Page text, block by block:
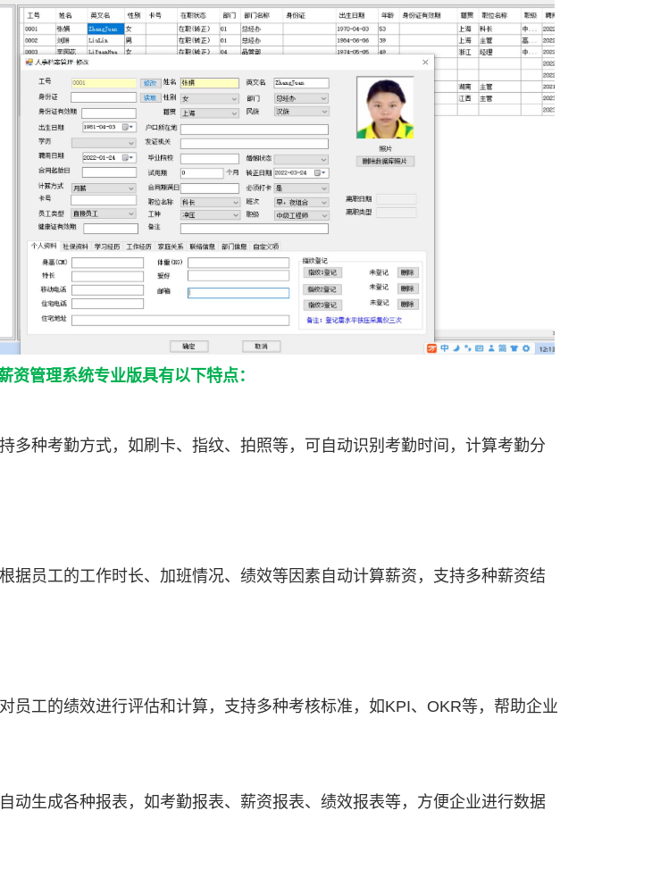
资管理系统专业版具有以下特点：
多种考勤方式，如刷卡、指纹、拍照等，可自动识别考勤时间，计算考勤分
据员工的工作时长、加班情况、绩效等因素自动计算薪资，支持多种薪资结
员工的绩效进行评估和计算，支持多种考核标准，如KPI、OKR等，帮助企业
动生成各种报表，如考勤报表、薪资报表、绩效报表等，方便企业进行数据